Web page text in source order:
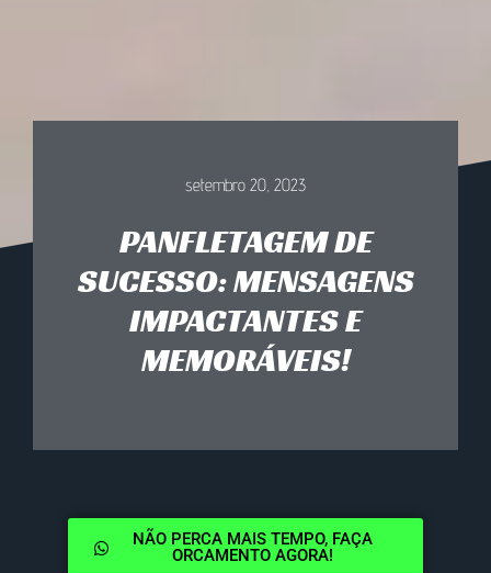
setembro 20, 2023
PANFLETAGEM DE
SUCESSO: MENSAGENS
IMPACTANTES E
MEMORÁVEIS!
NÃO PERCA MAIS TEMPO, FAÇA
ORCAMENTO AGORA!